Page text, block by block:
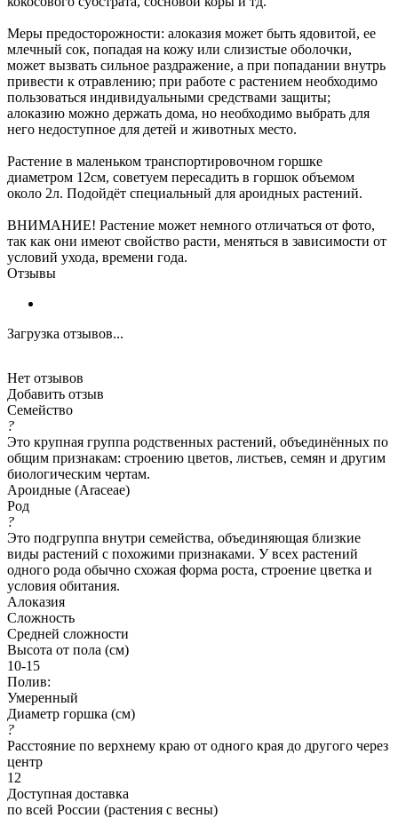
Меры предосторожности: алоказия может быть ядовитой, ее
млечный сок, попадая на кожу или слизистые оболочки,
может вызвать сильное раздражение, а при попадании внутрь
привести к отравлению; при работе с растением необходимо
пользоваться индивидуальными средствами защиты;
алоказию можно держать дома, но необходимо выбрать для
него недоступное для детей и животных место.
Растение в маленьком транспортировочном горшке
диаметром 12см, советуем пересадить в горшок объемом
около 2л. Подойдёт специальный для ароидных растений.
ВНИМАНИЕ! Растение может немного отличаться от фото,
так как они имеют свойство расти, меняться в зависимости от
условий ухода, времени года.
Отзывы
Загрузка отзывов...
Нет отзывов
Добавить отзыв
Семейство
?
Это крупная группа родственных растений, объединённых по
общим признакам: строению цветов, листьев, семян и другим
биологическим чертам.
Ароидные (Araceae)
Род
?
Это подгруппа внутри семейства, объединяющая близкие
виды растений с похожими признаками. У всех растений
одного рода обычно схожая форма роста, строение цветка и
условия обитания.
Алоказия
Сложность
Средней сложности
Высота от пола (см)
10-15
Полив:
Умеренный
Диаметр горшка (см)
?
Расстояние по верхнему краю от одного края до другого через
центр
12
Доступная доставка
по всей России (растения с весны)